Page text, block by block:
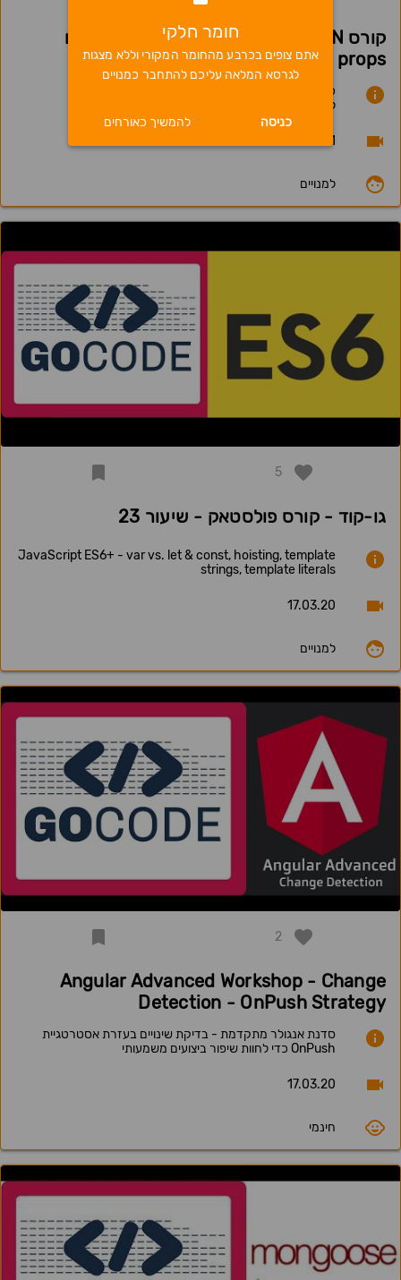
קורס MERN - שיעור 3 - העברת נתונים עם
props ושימוש ב useState
לקומפוננטות
16.12.21
למנויים
5
גו-קוד - קורס פולסטאק - שיעור 23
JavaScript ES6+ - var vs. let & const, hoisting, template
strings, template literals
17.03.20
למנויים
2
Angular Advanced Workshop - Change
Detection - OnPush Strategy
סדנת אנגולר מתקדמת - בדיקת שינויים בעזרת אסטרטגיית
OnPush כדי לחוות שיפור ביצועים משמעותי
17.03.20
חינמי
חומר חלקי
אתם צופים בכרבע מהחומר המקורי וללא מצגות
לגרסא המלאה עליכם להתחבר כמנויים
כניסה להמשיך כאורחים